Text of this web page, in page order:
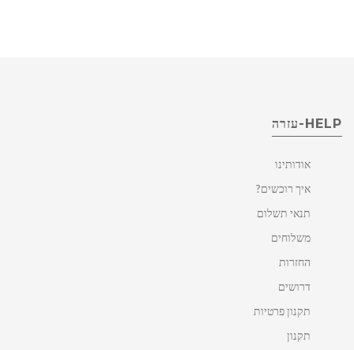
HELP-עזרה
אודותינו
איך רוכשים?
תנאי תשלום
משלוחים
החזרות
דרושים
תקנון פרטיות
תקנון